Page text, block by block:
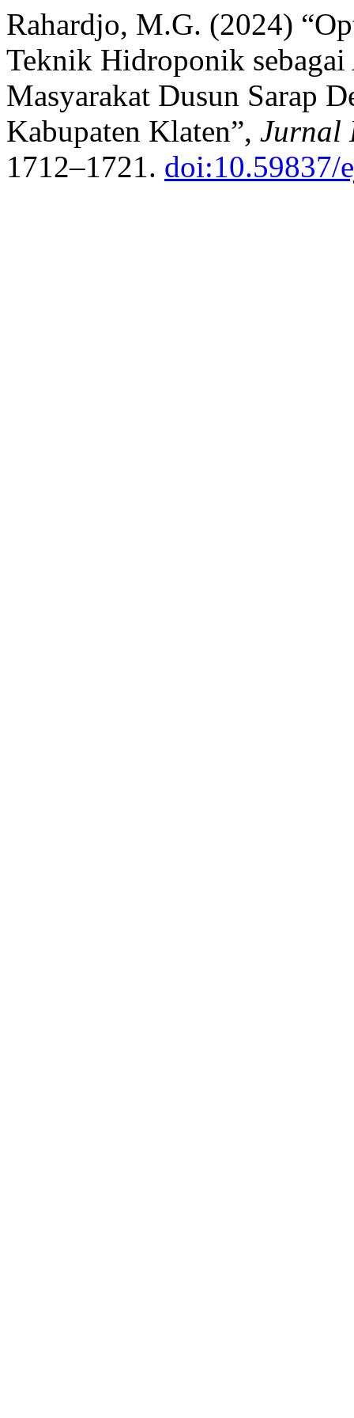
Rahardjo, M.G. (2024)
Teknik Hidroponik
Masyarakat Dusun Sarap
Kabupaten Klaten”, Jurnal
1712–1721. doi:10.59837/